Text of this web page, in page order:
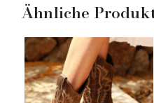
Ähnliche